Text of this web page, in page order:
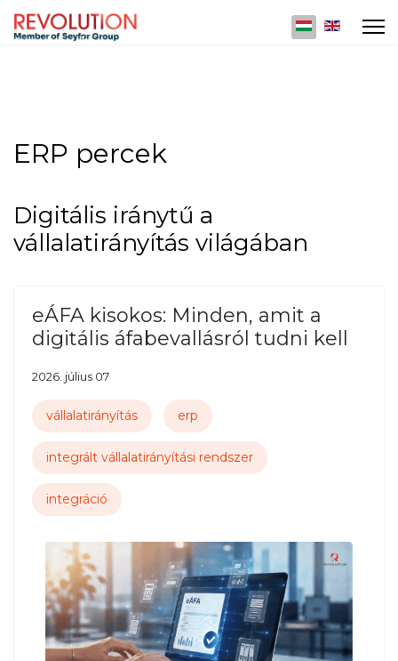
Válasszon
ERP percek
Digitális iránytű a
vállalatirányítás világában
eÁFA kisokos: Minden, amit a
digitális áfabevallásról tudni kell
2026. július 07
vállalatirányítás erp
integrált vállalatirányítási rendszer
integráció